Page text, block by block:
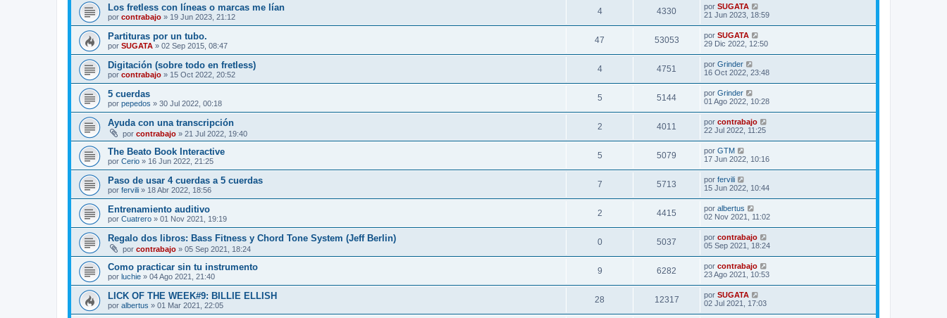
Los fretless con líneas o marcas me lían
por contrabajo » 19 Jun 2023, 21:12
4 4330 por SUGATA
21 Jun 2023, 18:59
Partituras por un tubo.
por SUGATA » 02 Sep 2015, 08:47
47 53053 por SUGATA
29 Dic 2022, 12:50
Digitación (sobre todo en fretless)
por contrabajo » 15 Oct 2022, 20:52
4 4751 por Grinder
16 Oct 2022, 23:48
5 cuerdas
por pepedos » 30 Jul 2022, 00:18
5 5144 por Grinder
01 Ago 2022, 10:28
Ayuda con una transcripción
por contrabajo » 21 Jul 2022, 19:40
2 4011 por contrabajo
22 Jul 2022, 11:25
The Beato Book Interactive
por Cerio » 16 Jun 2022, 21:25
5 5079 por GTM
17 Jun 2022, 10:16
Paso de usar 4 cuerdas a 5 cuerdas
por fervili » 18 Abr 2022, 18:56
7 5713 por fervili
15 Jun 2022, 10:44
Entrenamiento auditivo
por Cuatrero » 01 Nov 2021, 19:19
2 4415 por albertus
02 Nov 2021, 11:02
Regalo dos libros: Bass Fitness y Chord Tone System (Jeff Berlin)
por contrabajo » 05 Sep 2021, 18:24
0 5037 por contrabajo
05 Sep 2021, 18:24
Como practicar sin tu instrumento
por luchie » 04 Ago 2021, 21:40
9 6282 por contrabajo
23 Ago 2021, 10:53
LICK OF THE WEEK#9: BILLIE ELLISH
por albertus » 01 Mar 2021, 22:05
28 12317 por SUGATA
02 Jul 2021, 17:03